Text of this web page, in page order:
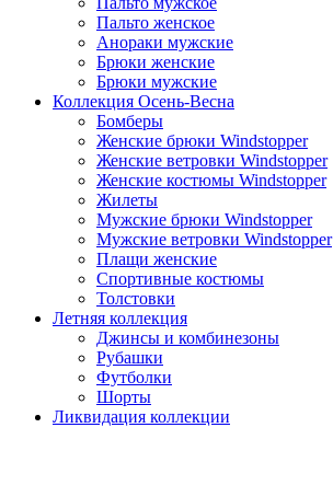
Пальто женское
Анораки мужские
Брюки женские
Брюки мужские
Коллекция Осень-Весна
Бомберы
Женские брюки Windstopper
Женские ветровки Windstopper
Женские костюмы Windstopper
Жилеты
Мужские брюки Windstopper
Мужские ветровки Windstopper
Плащи женские
Спортивные костюмы
Толстовки
Летняя коллекция
Джинсы и комбинезоны
Рубашки
Футболки
Шорты
Ликвидация коллекции